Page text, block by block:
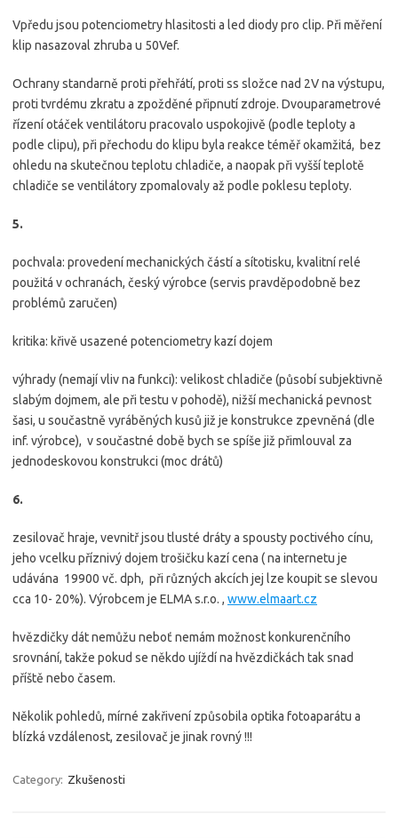
Vpředu jsou potenciometry hlasitosti a led diody pro clip. Při měření
klip nasazoval zhruba u 50Vef.
Ochrany standarně proti přehřátí, proti ss složce nad 2V na výstupu,
proti tvrdému zkratu a zpožděné připnutí zdroje. Dvouparametrové
řízení otáček ventilátoru pracovalo uspokojivě (podle teploty a
podle clipu), při přechodu do klipu byla reakce téměř okamžitá, bez
ohledu na skutečnou teplotu chladiče, a naopak při vyšší teplotě
chladiče se ventilátory zpomalovaly až podle poklesu teploty.
5.
pochvala: provedení mechanických částí a sítotisku, kvalitní relé
použitá v ochranách, český výrobce (servis pravděpodobně bez
problémů zaručen)
kritika: křivě usazené potenciometry kazí dojem
výhrady (nemají vliv na funkci): velikost chladiče (působí subjektivně
slabým dojmem, ale při testu v pohodě), nižší mechanická pevnost
šasi, u součastně vyráběných kusů již je konstrukce zpevněná (dle
inf. výrobce), v součastné době bych se spíše již přimlouval za
jednodeskovou konstrukci (moc drátů)
6.
zesilovač hraje, vevnitř jsou tlusté dráty a spousty poctivého cínu,
jeho vcelku příznivý dojem trošičku kazí cena ( na internetu je
udávána 19900 vč. dph, při různých akcích jej lze koupit se slevou
cca 10- 20%). Výrobcem je ELMA s.r.o. , www.elmaart.cz
hvězdičky dát nemůžu neboť nemám možnost konkurenčního
srovnání, takže pokud se někdo ujíždí na hvězdičkách tak snad
příště nebo časem.
Několik pohledů, mírné zakřivení způsobila optika fotoaparátu a
blízká vzdálenost, zesilovač je jinak rovný !!!
Category: Zkušenosti